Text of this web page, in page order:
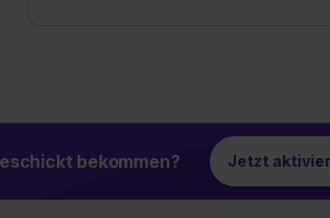
bekommen? Jetzt